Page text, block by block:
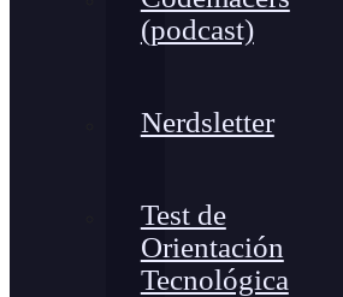
(podcast)
Nerdsletter
Test de
Orientación
Tecnológica